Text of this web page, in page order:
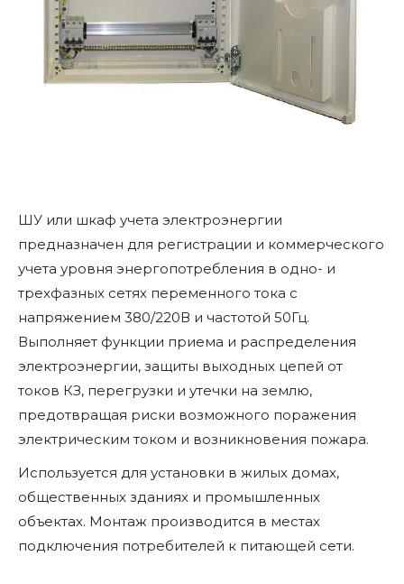
ШУ или шкаф учета электроэнергии
предназначен для регистрации и коммерческого
учета уровня энергопотребления в одно- и
трехфазных сетях переменного тока с
напряжением 380/220В и частотой 50Гц.
Выполняет функции приема и распределения
электроэнергии, защиты выходных цепей от
токов КЗ, перегрузки и утечки на землю,
предотвращая риски возможного поражения
электрическим током и возникновения пожара.
Используется для установки в жилых домах,
общественных зданиях и промышленных
объектах. Монтаж производится в местах
подключения потребителей к питающей сети.